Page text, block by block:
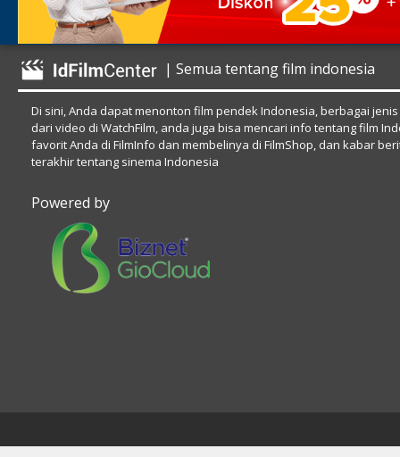
| Semua tentang film indonesia
Di sini, Anda dapat menonton film pendek Indonesia, berbagai
dari video di WatchFilm, anda juga bisa mencari info tentang film
favorit Anda di FilmInfo dan membelinya di FilmShop, dan kabar
terakhir tentang sinema Indonesia
Powered by